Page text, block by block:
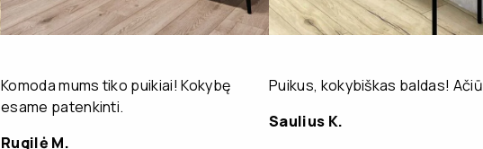
Komoda mums tiko puikiai! Kokybę
esame patenkinti.
Rugilė M.
Puikus, kokybiškas baldas! Ačiū
Saulius K.